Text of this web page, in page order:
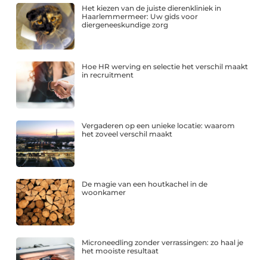
Het kiezen van de juiste dierenkliniek in
Haarlemmermeer: Uw gids voor
diergeneeskundige zorg
Hoe HR werving en selectie het verschil maakt
in recruitment
Vergaderen op een unieke locatie: waarom
het zoveel verschil maakt
De magie van een houtkachel in de
woonkamer
Microneedling zonder verrassingen: zo haal je
het mooiste resultaat